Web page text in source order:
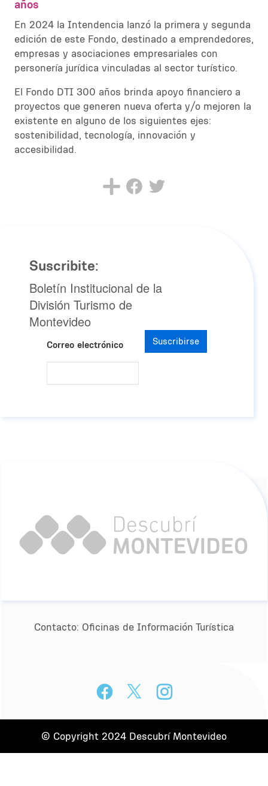
años
En 2024 la Intendencia lanzó la primera y segunda
edición de este Fondo, destinado a emprendedores,
empresas y asociaciones empresariales con
personería jurídica vinculadas al sector turístico.
El Fondo DTI 300 años brinda apoyo financiero a
proyectos que generen nueva oferta y/o mejoren la
existente en alguno de los siguientes ejes:
sostenibilidad, tecnología, innovación y
accesibilidad.
Suscribite:
Boletín Institucional de la
División Turismo de
Montevideo
Correo electrónico Suscribirse
Contacto: Oﬁcinas de Información Turística
© Copyright 2024 Descubrí Montevideo